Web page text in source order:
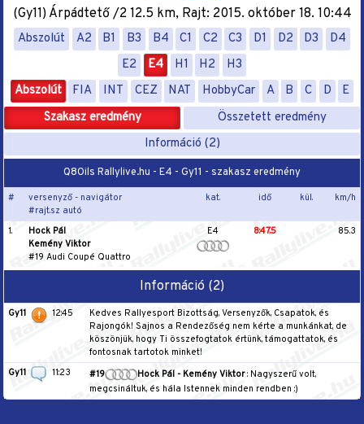
(Gy11) Árpádtető /2 12.5 km, Rajt: 2015. október 18. 10:44
Abszolút A2 B1 B3 B4 C1 C2 C3 D1 D2 D3
D4
E2
E4 H1 H2
H3
Abszolút
FIA INT CEZ NAT HobbyCar A B C D
E
Szakasz eredmény
Összetett eredmény
Információ (2)
Q8Oils Rallylive.hu - E4 - Gy11 - szakasz eredmény
#
versenyző - navigátor
#rajt.sz autó
kat. idő kül. km/h
1.
Hock Pál
Kemény Viktor
#19 Audi Coupé Quattro
E4 8:47.5 85.3
Információ (2)
Gy11 12:45
Kedves Rallyesport Bizottság, Versenyzők, Csapatok, és
Rajongók! Sajnos a Rendezőség nem kérte a munkánkat, de
köszönjük, hogy Ti összefogtatok értünk, támogattatok, és
fontosnak tartotok minket!
Gy11
11:23 #19 Hock Pál - Kemény Viktor: Nagyszerű volt,
megcsináltuk, és hála Istennek minden rendben :)